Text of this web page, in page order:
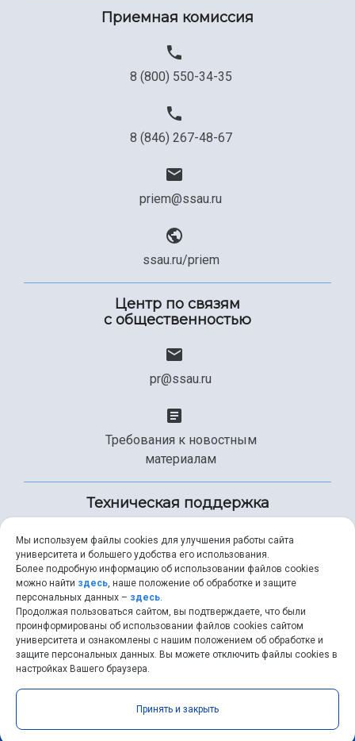
Приемная комиссия
8 (800) 550-34-35
8 (846) 267-48-67
priem@ssau.ru
ssau.ru/priem
Центр по связям
с общественностью
pr@ssau.ru
Требования к новостным
материалам
Техническая поддержка
+7 (846) 267-49-99
help@ssau.ru
Самарский университет © 2026 |ssau.ru
RSS
Мы используем файлы cookies для улучшения работы сайта
университета и большего удобства его использования.
Более подробную информацию об использовании файлов cookies
можно найти здесь, наше положение об обработке и защите
персональных данных – здесь.
Продолжая пользоваться сайтом, вы подтверждаете, что были
проинформированы об использовании файлов cookies сайтом
университета и ознакомлены с нашим положением об обработке и
защите персональных данных. Вы можете отключить файлы cookies в
настройках Вашего браузера.
Принять и закрыть